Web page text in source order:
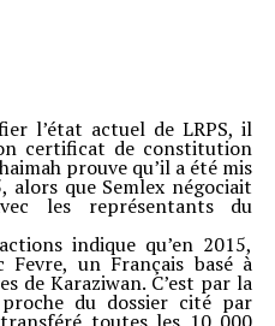
l’état actuel de LRPS, il
certificat de constitution
prouve qu’il a été mis
alors que Semlex négociait
les représentants du
indique qu’en 2015,
Fevre, un Français basé à
de Karaziwan. C’est par la
du dossier cité par